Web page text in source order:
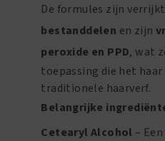
De formules zijn
bestanddelen en zijn
peroxide en PPD, wat
toepassing die het
traditionele haarverf.
Belangrijke
Cetearyl Alcohol –